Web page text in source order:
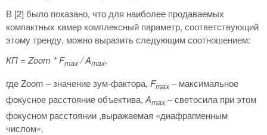
В [2] было показано, что для наиболее продаваемых
компактных камер комплексный параметр, соответствующий
этому тренду, можно выразить следующим соотношением:
КП = Zoom *Fmax/Amax,
где Zoom – значение зум-фактора, Fmax– максимальное
фокусное расстояние объектива, Amax– светосила при этом
фокусном расстоянии ,выражаемая «диафрагменным
числом».